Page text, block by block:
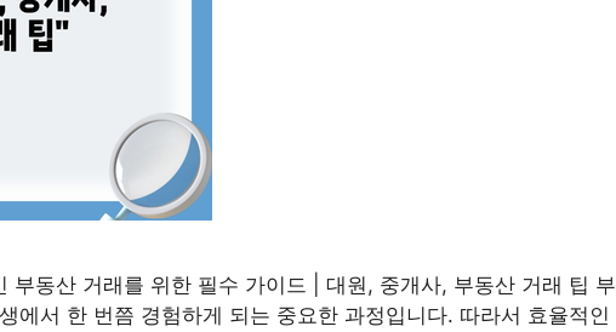
부동산 거래를 위한 필수 가이드 | 대원, 중개사, 부동산 거래 팁 부
에서 한 번쯤 경험하게 되는 중요한 과정입니다. 따라서 효율적인